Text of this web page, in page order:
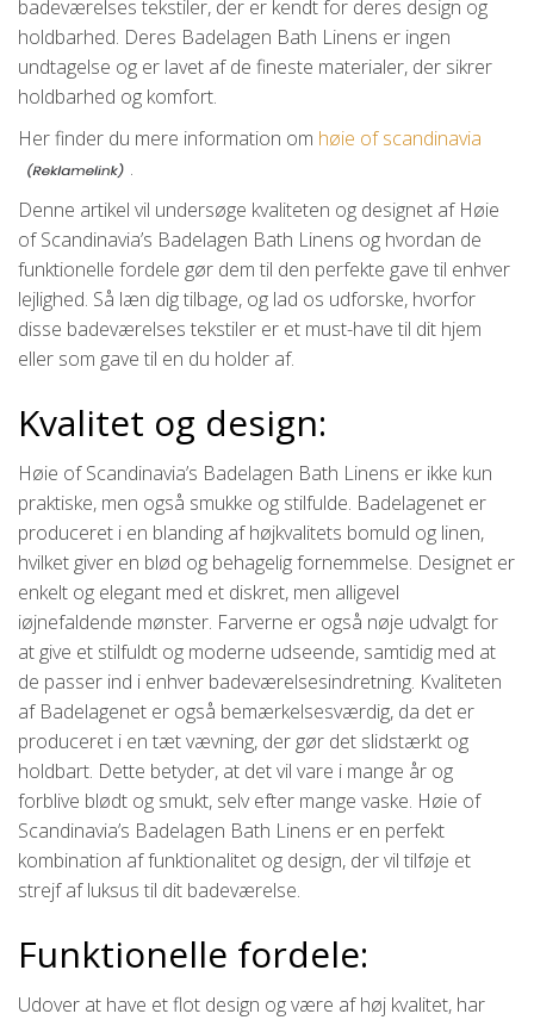
badeværelses tekstiler, der er kendt for deres design og
holdbarhed. Deres Badelagen Bath Linens er ingen
undtagelse og er lavet af de fineste materialer, der sikrer
holdbarhed og komfort.
Her finder du mere information om høie of scandinavia
.
Denne artikel vil undersøge kvaliteten og designet af Høie
of Scandinavia’s Badelagen Bath Linens og hvordan de
funktionelle fordele gør dem til den perfekte gave til enhver
lejlighed. Så læn dig tilbage, og lad os udforske, hvorfor
disse badeværelses tekstiler er et must-have til dit hjem
eller som gave til en du holder af.
Kvalitet og design:
Høie of Scandinavia’s Badelagen Bath Linens er ikke kun
praktiske, men også smukke og stilfulde. Badelagenet er
produceret i en blanding af højkvalitets bomuld og linen,
hvilket giver en blød og behagelig fornemmelse. Designet er
enkelt og elegant med et diskret, men alligevel
iøjnefaldende mønster. Farverne er også nøje udvalgt for
at give et stilfuldt og moderne udseende, samtidig med at
de passer ind i enhver badeværelsesindretning. Kvaliteten
af Badelagenet er også bemærkelsesværdig, da det er
produceret i en tæt vævning, der gør det slidstærkt og
holdbart. Dette betyder, at det vil vare i mange år og
forblive blødt og smukt, selv efter mange vaske. Høie of
Scandinavia’s Badelagen Bath Linens er en perfekt
kombination af funktionalitet og design, der vil tilføje et
strejf af luksus til dit badeværelse.
Funktionelle fordele:
Udover at have et flot design og være af høj kvalitet, har